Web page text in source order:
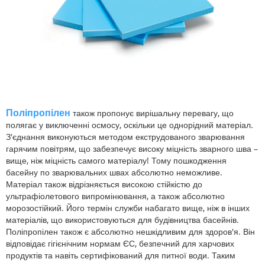
Поліпропілен також пропонує вирішальну перевагу, що
полягає у виключенні осмосу, оскільки це однорідний матеріал.
З'єднання виконуються методом екструдованого зварювання
гарячим повітрям, що забезпечує високу міцність зварного шва –
вище, ніж міцність самого матеріалу! Тому пошкодження
басейну по зварювальних швах абсолютно неможливе.
Матеріал також відрізняється високою стійкістю до
ультрафіолетового випромінювання, а також абсолютно
морозостійкий. Його термін служби набагато вище, ніж в інших
матеріалів, що використовуються для будівництва басейнів.
Поліпропілен також є абсолютно нешкідливим для здоров'я. Він
відповідає гігієнічним нормам ЄС, безпечний для харчових
продуктів та навіть сертифікований для питної води. Таким